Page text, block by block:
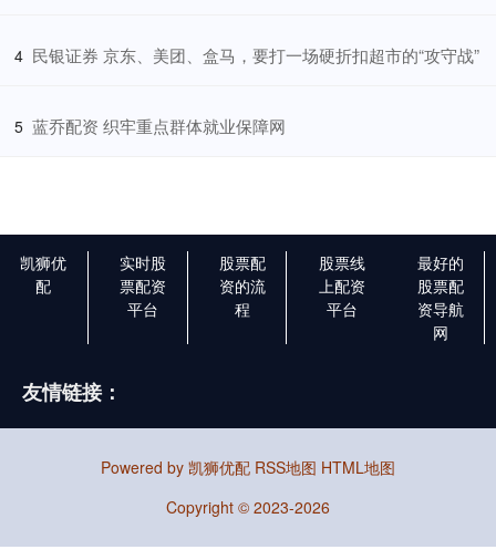
4 ​民银证券 京东、美团、盒马，要打一场硬折扣超市的“攻守战”
5 ​蓝乔配资 织牢重点群体就业保障网
凯狮优
配
实时股
票配资
平台
股票配
资的流
程
股票线
上配资
平台
最好的
股票配
资导航
网
友情链接：
Powered by 凯狮优配 RSS地图 HTML地图
Copyright © 2023-2026